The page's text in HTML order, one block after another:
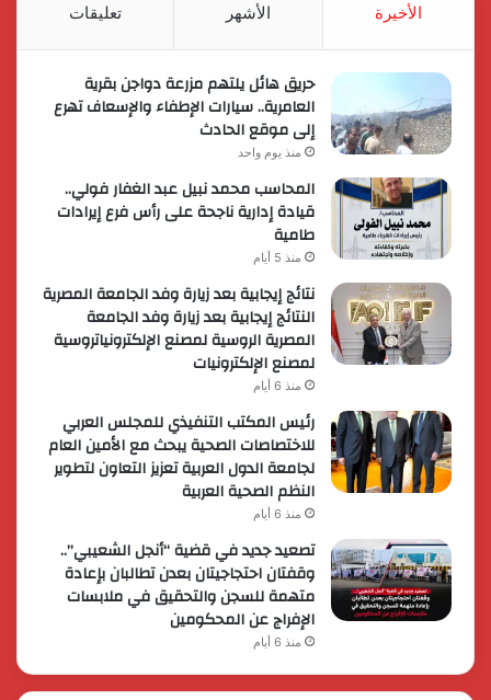
الأخيرة الأشهر تعليقات
حريق هائل يلتهم مزرعة دواجن بقرية
العامرية.. سيارات الإطفاء والإسعاف تهرع
إلى موقع الحادث
منذ يوم واحد
المحاسب محمد نبيل عبد الغفار فولي..
قيادة إدارية ناجحة على رأس فرع إيرادات
طامية
منذ 5 أيام
نتائج إيجابية بعد زيارة وفد الجامعة المصرية
النتائج إيجابية بعد زيارة وفد الجامعة
المصرية الروسية لمصنع الإلكترونياتروسية
لمصنع الإلكترونيات
منذ 6 أيام
رئيس المكتب التنفيذي للمجلس العربي
للاختصاصات الصحية يبحث مع الأمين العام
لجامعة الدول العربية تعزيز التعاون لتطوير
النظم الصحية العربية
منذ 6 أيام
تصعيد جديد في قضية “أنجل الشعيبي”..
وقفتان احتجاجيتان بعدن تطالبان بإعادة
متهمة للسجن والتحقيق في ملابسات
الإفراج عن المحكومين
منذ 6 أيام